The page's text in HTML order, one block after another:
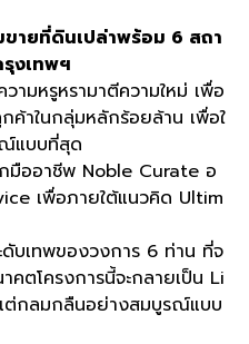
ายที่ดินเปล่าพร้อม 6 สถา
งเทพฯ
ามหรูหรามาตีความใหม่ เพื่อ
าในกลุ่มหลักร้อยล้าน เพื่อใ
แบบที่สุด
มืออาชีพ Noble Curate อ
เพื่อภายใต้แนวคิด Ultim
บเทพของวงการ 6 ท่าน ที่จ
คตโครงการนี้จะกลายเป็น Li
ต่กลมกลืนอย่างสมบูรณ์แบบ